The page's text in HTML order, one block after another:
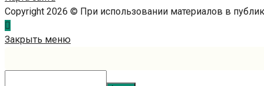
Copyright 2026 © При использовании материалов в
Закрыть меню